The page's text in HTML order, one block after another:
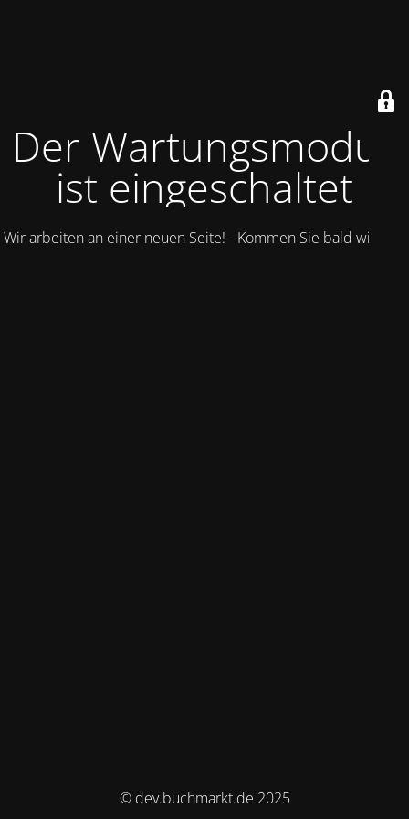
Der Wartungsmodus
ist eingeschaltet
Wir arbeiten an einer neuen Seite! - Kommen Sie bald wieder.
© dev.buchmarkt.de 2025